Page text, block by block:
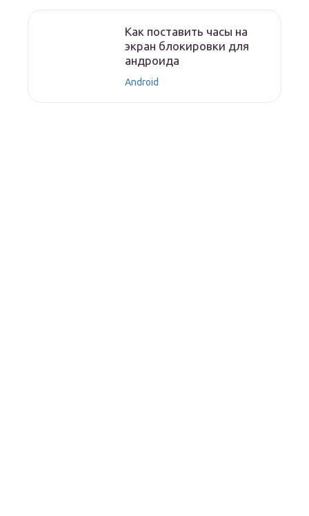
Как поставить часы на
экран блокировки для
андроида
Android